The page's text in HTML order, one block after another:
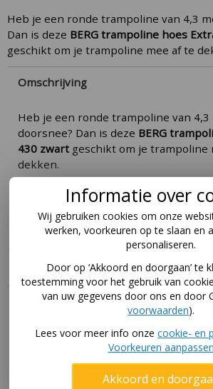
Heb je een ronde trampoline van 4,3
Dan is deze BERG trampoline hoes
geschikt om je trampoline mee af te
Omschrijving
Heb je een ronde trampoline van
doorsnee? Dan is deze BERG
430 zwart geschikt om je trampoline
dekken.
Geschikt voor BERG trampolines van
doorsnee, maar ook voor
merken.
Specificaties
Handleiding
Download hier de handleidingen
Informatie over
Wij gebruiken cookies om onze
werken, voorkeuren op te slaan en
personaliseren.
Door op ‘Akkoord en doorgaan’ te
toestemming voor het gebruik van
van uw gegevens door ons en door
voorwaarden).
Lees voor meer info onze cookie- en
Voorkeuren aanpassen
Akkoord en